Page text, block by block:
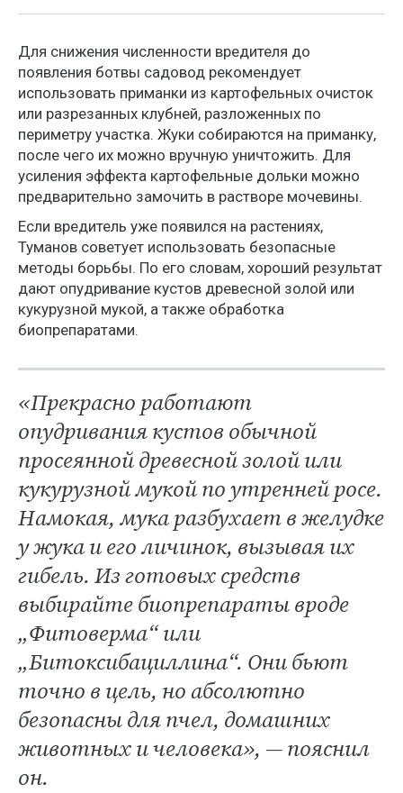
Для снижения численности вредителя до
появления ботвы садовод рекомендует
использовать приманки из картофельных очисток
или разрезанных клубней, разложенных по
периметру участка. Жуки собираются на приманку,
после чего их можно вручную уничтожить. Для
усиления эффекта картофельные дольки можно
предварительно замочить в растворе мочевины.
Если вредитель уже появился на растениях,
Туманов советует использовать безопасные
методы борьбы. По его словам, хороший результат
дают опудривание кустов древесной золой или
кукурузной мукой, а также обработка
биопрепаратами.
«Прекрасно работают
опудривания кустов обычной
просеянной древесной золой или
кукурузной мукой по утренней росе.
Намокая, мука разбухает в желудке
у жука и его личинок, вызывая их
гибель. Из готовых средств
выбирайте биопрепараты вроде
„Фитоверма“ или
„Битоксибациллина“. Они бьют
точно в цель, но абсолютно
безопасны для пчел, домашних
животных и человека», — пояснил
он.